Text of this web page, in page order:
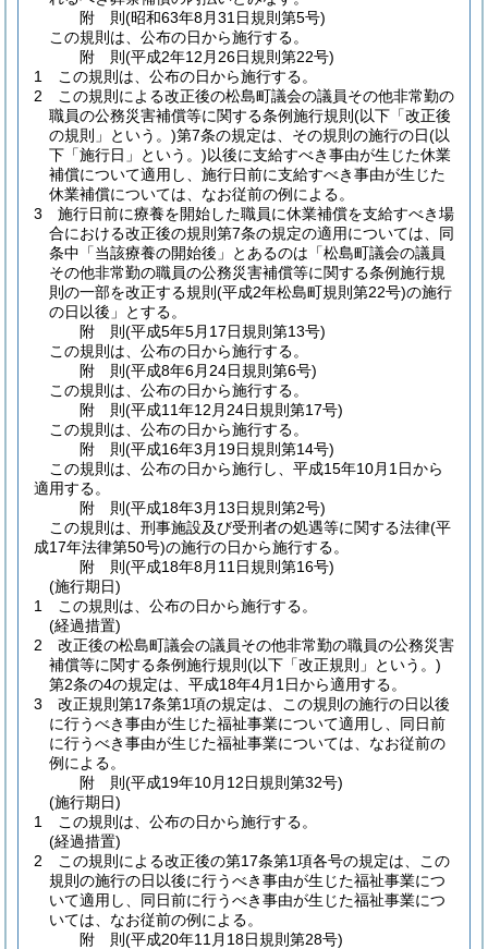
附 則(昭和63年8月31日規則第5号)
この規則は、公布の日から施行する。
附 則(平成2年12月26日規則第22号)
1
この規則は、公布の日から施行する。
2
この規則による改正後の松島町議会の議員その他非常勤の
職員の公務災害補償等に関する条例施行規則 (以下「改正後
の規則」という。)第7条の規定は、その規則の施行の日(以
下「施行日」という。)以後に支給すべき事由が生じた休業
補償について適用し、施行日前に支給すべき事由が生じた
休業補償については、なお従前の例による。
3
施行日前に療養を開始した職員に休業補償を支給すべき場
合における改正後の規則第7条の規定の適用については、同
条中「当該療養の開始後」とあるのは「松島町議会の議員
その他非常勤の職員の公務災害補償等に関する条例施行規
則の一部を改正する規則 (平成2年松島町規則第22号)の施行
の日以後」とする。
附 則(平成5年5月17日規則第13号)
この規則は、公布の日から施行する。
附 則(平成8年6月24日規則第6号)
この規則は、公布の日から施行する。
附 則(平成11年12月24日規則第17号)
この規則は、公布の日から施行する。
附 則(平成16年3月19日規則第14号)
この規則は、公布の日から施行し、平成15年10月1日から
適用する。
附 則(平成18年3月13日規則第2号)
この規則は、刑事施設及び受刑者の処遇等に関する法律(平
成17年法律第50号)の施行の日から施行する。
附 則(平成18年8月11日規則第16号)
(施行期日)
1
この規則は、公布の日から施行する。
(経過措置)
2
改正後の松島町議会の議員その他非常勤の職員の公務災害
補償等に関する条例施行規則 (以下「改正規則」という。)
第2条の4の規定は、平成18年4月1日から適用する。
3
改正規則第17条第1項の規定は、この規則の施行の日以後
に行うべき事由が生じた福祉事業について適用し、同日前
に行うべき事由が生じた福祉事業については、なお従前の
例による。
附 則(平成19年10月12日規則第32号)
(施行期日)
1
この規則は、公布の日から施行する。
(経過措置)
2
この規則による改正後の第17条第1項各号の規定は、この
規則の施行の日以後に行うべき事由が生じた福祉事業につ
いて適用し、同日前に行うべき事由が生じた福祉事業につ
いては、なお従前の例による。
附 則(平成20年11月18日規則第28号)